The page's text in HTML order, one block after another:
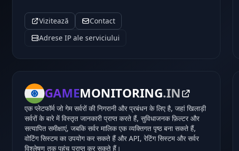
Vizitează
Contact
Adrese IP ale serviciului
GAMEMONITORING.IN
एक प्लेटफॉर्म जो गेम सर्वरों की निगरानी और प्रबंधन के लिए है, जहां खिलाड़ी
सर्वरों के बारे में विस्तृत जानकारी प्राप्त करते हैं, सुविधाजनक फ़िल्टर और
सत्यापित समीक्षाएं, जबकि सर्वर मालिक एक व्यक्तिगत पृष्ठ बना सकते हैं,
वोटिंग सिस्टम का उपयोग कर सकते हैं और API, रेटिंग सिस्टम और सर्वर
विश्लेषण तक पहुंच प्राप्त कर सकते हैं।